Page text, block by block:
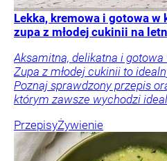
Lekka, kremowa i gotowa
zupa z młodej cukinii na
Aksamitna, delikatna i
Zupa z młodej cukinii to
Poznaj sprawdzony przepis
którym zawsze wychodzi
PrzepisyŻywienie